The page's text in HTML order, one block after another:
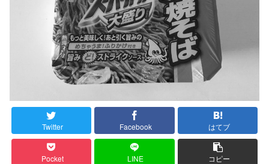
Twitter Facebook はてブ
Pocket LINE コピー